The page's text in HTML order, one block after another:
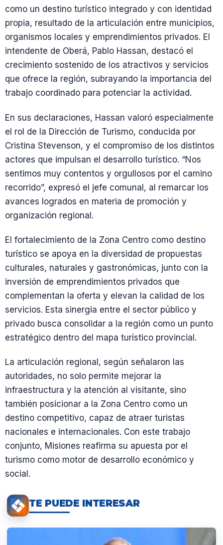
como un destino turístico integrado y con identidad
propia, resultado de la articulación entre municipios,
organismos locales y emprendimientos privados. El
intendente de Oberá, Pablo Hassan, destacó el
crecimiento sostenido de los atractivos y servicios
que ofrece la región, subrayando la importancia del
trabajo coordinado para potenciar la actividad.
En sus declaraciones, Hassan valoró especialmente
el rol de la Dirección de Turismo, conducida por
Cristina Stevenson, y el compromiso de los distintos
actores que impulsan el desarrollo turístico. “Nos
sentimos muy contentos y orgullosos por el camino
recorrido”, expresó el jefe comunal, al remarcar los
avances logrados en materia de promoción y
organización regional.
El fortalecimiento de la Zona Centro como destino
turístico se apoya en la diversidad de propuestas
culturales, naturales y gastronómicas, junto con la
inversión de emprendimientos privados que
complementan la oferta y elevan la calidad de los
servicios. Esta sinergia entre el sector público y
privado busca consolidar a la región como un punto
estratégico dentro del mapa turístico provincial.
La articulación regional, según señalaron las
autoridades, no solo permite mejorar la
infraestructura y la atención al visitante, sino
también posicionar a la Zona Centro como un
destino competitivo, capaz de atraer turistas
nacionales e internacionales. Con este trabajo
conjunto, Misiones reafirma su apuesta por el
turismo como motor de desarrollo económico y
social.
TE PUEDE INTERESAR